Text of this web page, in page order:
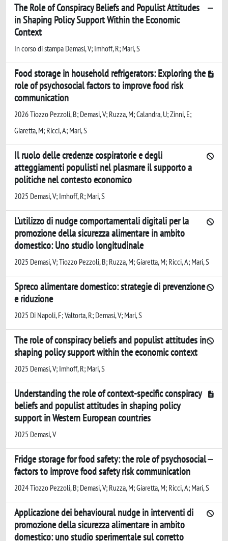
The Role of Conspiracy Beliefs and Populist Attitudes
in Shaping Policy Support Within the Economic
Context
In corso di stampa Demasi, V; Imhoff, R; Mari, S
Food storage in household refrigerators: Exploring the
role of psychosocial factors to improve food risk
communication
2026 Tiozzo Pezzoli, B; Demasi, V; Ruzza, M; Calandra, U; Zinni, E;
Giaretta, M; Ricci, A; Mari, S
Il ruolo delle credenze cospiratorie e degli
atteggiamenti populisti nel plasmare il supporto a
politiche nel contesto economico
2025 Demasi, V; Imhoff, R; Mari, S
L’utilizzo di nudge comportamentali digitali per la
promozione della sicurezza alimentare in ambito
domestico: Uno studio longitudinale
2025 Demasi, V; Tiozzo Pezzoli, B; Ruzza, M; Giaretta, M; Ricci, A; Mari, S
Spreco alimentare domestico: strategie di prevenzione
e riduzione
2025 Di Napoli, F; Valtorta, R; Demasi, V; Mari, S
The role of conspiracy beliefs and populist attitudes in
shaping policy support within the economic context
2025 Demasi, V; Imhoff, R; Mari, S
Understanding the role of context-specific conspiracy
beliefs and populist attitudes in shaping policy
support in Western European countries
2025 Demasi, V
Fridge storage for food safety: the role of psychosocial
factors to improve food safety risk communication
2024 Tiozzo Pezzoli, B; Demasi, V; Ruzza, M; Giaretta, M; Ricci, A; Mari, S
Applicazione dei behavioural nudge in interventi di
promozione della sicurezza alimentare in ambito
domestico: uno studio sperimentale sul corretto